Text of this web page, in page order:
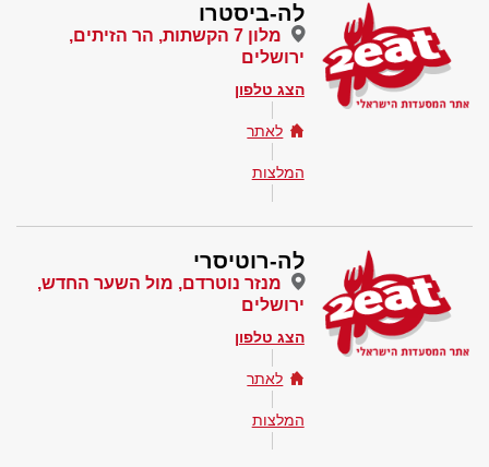
לה-ביסטרו
מלון 7 הקשתות, הר הזיתים,
ירושלים
הצג טלפון
לאתר
המלצות
לה-רוטיסרי
מנזר נוטרדם, מול השער החדש,
ירושלים
הצג טלפון
לאתר
המלצות